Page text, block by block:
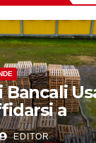
a
del
EDITOR